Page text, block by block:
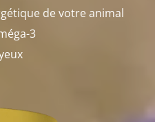
de votre animal
3